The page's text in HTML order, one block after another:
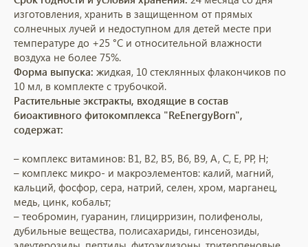
изготовления, хранить в защищенном от прямых
солнечных лучей и недоступном для детей месте при
температуре до +25 °C и относительной влажности
воздуха не более 75%.
Форма выпуска: жидкая, 10 стеклянных флакончиков по
10 мл, в комплекте с трубочкой.
Растительные экстракты, входящие в состав
биоактивного фитокомплекса "ReEnergyBorn",
содержат:
– комплекс витаминов: В1, В2, В5, В6, В9, А, С, Е, РР, H;
– комплекс микро- и макроэлементов: калий, магний,
кальций, фосфор, сера, натрий, селен, хром, марганец,
медь, цинк, кобальт;
– теобромин, гуаранин, глицирризин, полифенолы,
дубильные вещества, полисахариды, гинсенозиды,